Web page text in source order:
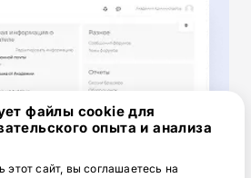
файлы cookie для
опыта и анализа
этот сайт, вы соглашаетесь на